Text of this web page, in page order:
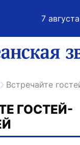
7
ссылка на
Встречайте
ГОСТЕЙ-